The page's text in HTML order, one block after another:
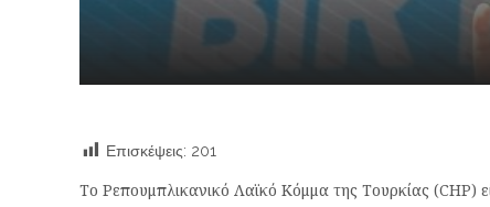
Επισκέψεις: 201
Το Ρεπουμπλικανικό Λαϊκό Κόμμα της Τουρκίας (CHP)